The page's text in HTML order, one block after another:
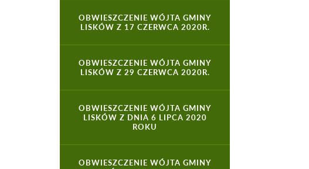
OBWIESZCZENIE WÓJTA GMINY
LISKÓW Z 17 CZERWCA 2020R.
OBWIESZCZENIE WÓJTA GMINY
LISKÓW Z 29 CZERWCA 2020R.
OBWIESZCZENIE WÓJTA GMINY
LISKÓW Z DNIA 6 LIPCA 2020
ROKU
OBWIESZCZENIE WÓJTA GMINY